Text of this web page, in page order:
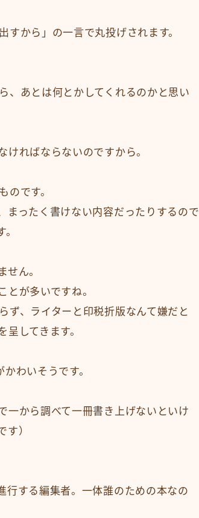
から」の一言で丸投げされます。
、あとは何とかしてくれるのかと思い
ればならないのですから。
のです。
まったく書けない内容だったりするので
せん。
とが多いですね。
ず、ライターと印税折版なんて嫌だと
してきます。
わいそうです。
一から調べて一冊書き上げないといけ
す）
行する編集者。一体誰のための本なの